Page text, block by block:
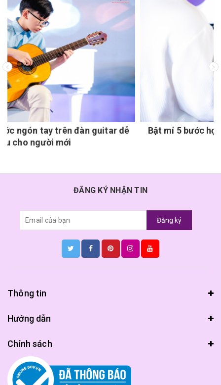
dễ
Bật mí 5 bước học piano thành công cho
ĐĂNG KÝ NHẬN TIN
Đăng ký
Thông tin
Hướng dẫn
Chính sách